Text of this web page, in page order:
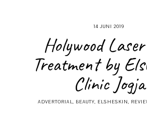
14 JUNI 2019
Holywood
Treatment by
Clinic Jogja
ADVERTORIAL, BEAUTY, ELSHESKIN,